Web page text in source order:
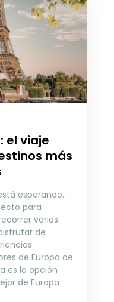
el viaje
más
esperando…
para
varias
de
de Europa de
es la opción
de Europa